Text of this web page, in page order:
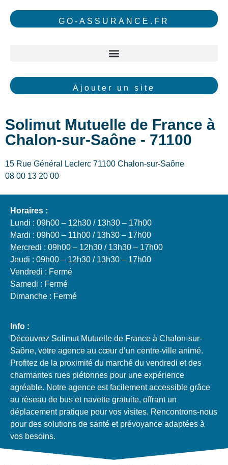
GO-ASSURANCE.FR
Ajouter un site
Solimut Mutuelle de France à
Chalon-sur-Saône - 71100
15 Rue Général Leclerc 71100 Chalon-sur-Saône
08 00 13 20 00
Horaires :
Lundi : 09h00 – 12h30 / 13h30 – 17h00
Mardi : 09h00 – 11h00 / 13h30 – 17h00
Mercredi : 09h00 – 12h30 / 13h30 – 17h00
Jeudi : 09h00 – 12h30 / 13h30 – 17h00
Vendredi : Fermé
Samedi : Fermé
Dimanche : Fermé
Info :
Découvrez Solimut Mutuelle de France à Chalon-sur-
Saône, votre agence au cœur d’un centre-ville animé.
Profitez de la proximité du marché du vendredi et des
charmantes rues piétonnes pour une expérience
agréable. Notre agence est facilement accessible grâce
au réseau de bus et navette gratuite, offrant un
déplacement pratique pour vos visites. Rencontrons-nous
pour des solutions de santé et prévoyance adaptées à
vos besoins.